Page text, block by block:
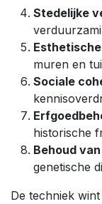
Stedelijke
muren en
Sociale
historische
Behoud
genetische
De techniek